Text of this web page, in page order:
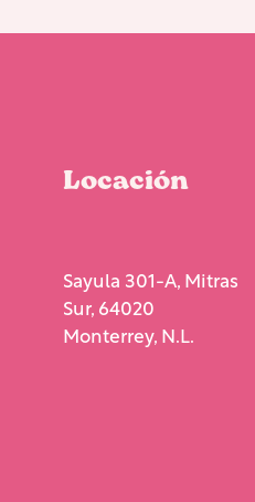
Locación
Sayula 301-A, Mitras
Sur, 64020
Monterrey, N.L.